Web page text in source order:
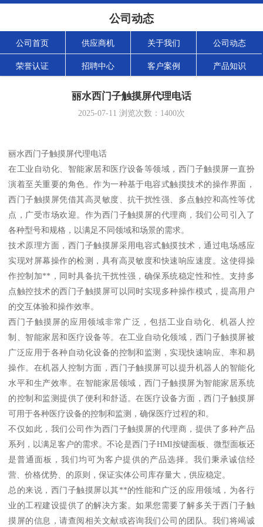
公司动态
公司首页 供应商机 关于我们 公司动态
荣誉认证 招聘中心 客户案例 产品知识
丽水西门子触摸屏代理电话
2025-07-11 浏览次数： 1400次
丽水西门子触摸屏代理电话
在工业自动化、智能家居和医疗设备等领域，西门子触摸屏一直扮
演着至关重要的角色。作为一种基于电容式触摸技术的操作界面，
西门子触摸屏凭借其高灵敏度、抗干扰性强、多点触控和高性等优
点，广受市场欢迎。作为西门子触摸屏的代理商，我们公司引入了
各种型号和规格，以满足不同领域和场景的需求。
技术原理方面，西门子触摸屏采用电容式触摸技术，通过电场感应
实现对屏幕操作的检测，具有高灵敏度和快速响应速度。这使得操
作控制加**，同时具备抗干扰性强，确保系统稳定性和性。支持多
点触控技术的西门子触摸屏可以同时实现多种操作模式，提高用户
的交互体验和操作效率。
西门子触摸屏的应用领域非常广泛，包括工业自动化、机器人控
制、智能家居和医疗设备等。在工业自动化领域，西门子触摸屏被
广泛应用于各种自动化设备的控制和监测，实现快速响应、率和易
操作。在机器人控制方面，西门子触摸屏可以提升机器人的智能化
水平和生产效率。在智能家居领域，西门子触摸屏为智能家居系统
的控制和监测提供了便利和舒适。在医疗设备方面，西门子触摸屏
可用于各种医疗设备的控制和监测，确保医疗过程的和。
不仅如此，我们公司作为西门子触摸屏的代理商，提供了多种产品
系列，以满足客户的需求。不论是西门子HMI按键面板、微型面板还
是普通面板，我们均可为客户提供的产品选择。我们秉承诚信经
营、价格优势、的原则，保证实体公司库存量大，供应稳定。
总的来说，西门子触摸屏以其**的性能和广泛的应用领域，为各行
业的工程建设提供了的解决方案。如果您需要了解多关于西门子触
摸屏的信息，请查阅相关文献或咨询我们公司的团队。我们将竭诚